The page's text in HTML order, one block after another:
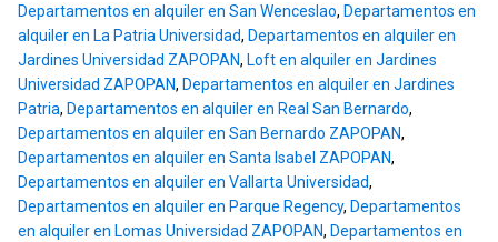
Departamentos en alquiler en San Wenceslao, Departamentos en
alquiler en La Patria Universidad, Departamentos en alquiler en
Jardines Universidad ZAPOPAN, Loft en alquiler en Jardines
Universidad ZAPOPAN, Departamentos en alquiler en Jardines
Patria, Departamentos en alquiler en Real San Bernardo,
Departamentos en alquiler en San Bernardo ZAPOPAN,
Departamentos en alquiler en Santa Isabel ZAPOPAN,
Departamentos en alquiler en Vallarta Universidad,
Departamentos en alquiler en Parque Regency, Departamentos
en alquiler en Lomas Universidad ZAPOPAN, Departamentos en